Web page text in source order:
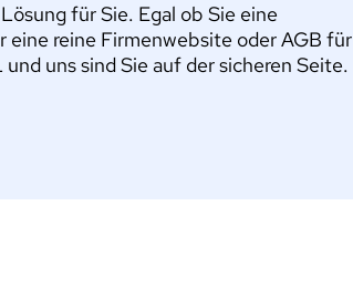
für Sie. Egal ob Sie eine
reine Firmenwebsite oder AGB für
uns sind Sie auf der sicheren Seite.